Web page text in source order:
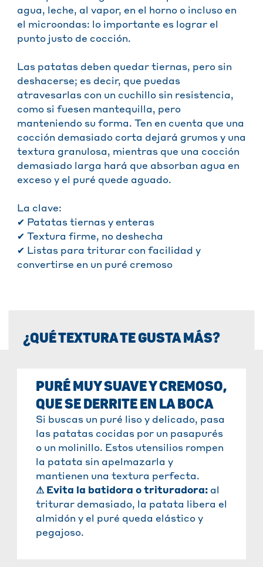
agua, leche, al vapor, en el horno o incluso en
el microondas: lo importante es lograr el
punto justo de cocción.
Las patatas deben quedar tiernas, pero sin
deshacerse; es decir, que puedas
atravesarlas con un cuchillo sin resistencia,
como si fuesen mantequilla, pero
manteniendo su forma. Ten en cuenta que una
cocción demasiado corta dejará grumos y una
textura granulosa, mientras que una cocción
demasiado larga hará que absorban agua en
exceso y el puré quede aguado.
La clave:
✔ Patatas tiernas y enteras
✔ Textura firme, no deshecha
✔ Listas para triturar con facilidad y
convertirse en un puré cremoso
¿QUÉ TEXTURA TE GUSTA MÁS?
PURÉ MUY SUAVE Y CREMOSO,
QUE SE DERRITE EN LA BOCA
Si buscas un puré liso y delicado, pasa
las patatas cocidas por un pasapurés
o un molinillo. Estos utensilios rompen
la patata sin apelmazarla y
mantienen una textura perfecta.
⚠ Evita la batidora o trituradora: al
triturar demasiado, la patata libera el
almidón y el puré queda elástico y
pegajoso.